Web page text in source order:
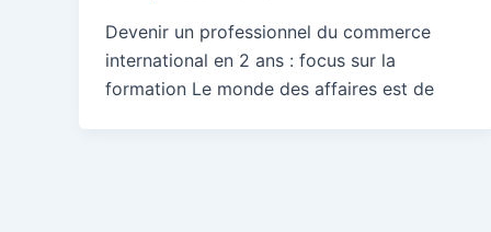
Devenir un professionnel du commerce
international en 2 ans : focus sur la
formation Le monde des affaires est de